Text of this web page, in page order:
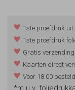
1ste proefdruk
1ste proefdruk
Gratis
Kaarten direct
Voor 18:00
*m.u.v.